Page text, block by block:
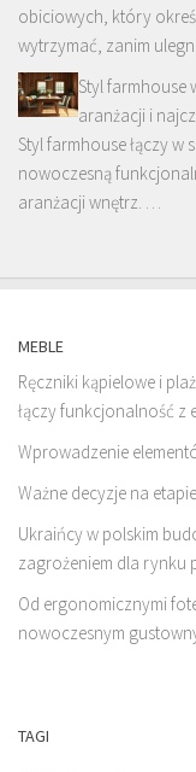
obiciowych, który
wytrzymać, zanim
Styl farmhouse
aranżacji i
Styl farmhouse łączy
nowoczesną
aranżacji wnętrz. …
MEBLE
Ręczniki kąpielowe i
łączy funkcjonalność z
Wprowadzenie
Ważne decyzje na
Ukraińcy w polskim
zagrożeniem dla rynku
Od ergonomicznymi
nowoczesnym
TAGI